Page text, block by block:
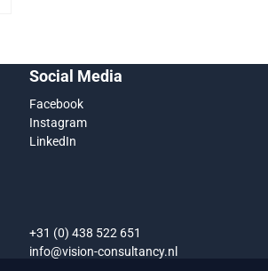
Social Media
Facebook
Instagram
LinkedIn
+31 (0) 438 522 651
info@vision-consultancy.nl